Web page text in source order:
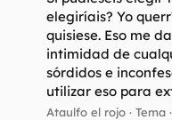
elegiríais? Yo
quisiese. Eso me
intimidad de
sórdidos e
utilizar eso para
Ataulfo el rojo Tema